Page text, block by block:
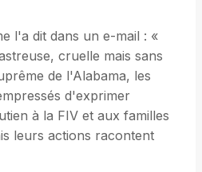
l'a dit dans un e-mail : «
cruelle mais sans
de l'Alabama, les
d'exprimer
à la FIV et aux familles
leurs actions racontent